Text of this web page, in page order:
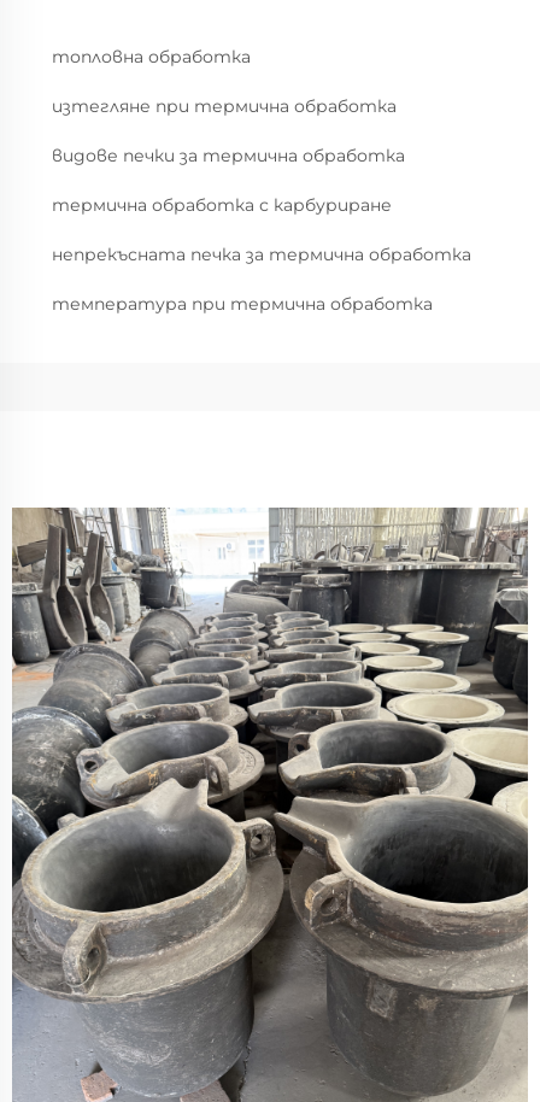
топловна обработка
изтегляне при термична обработка
видове печки за термична обработка
термична обработка с карбуриране
непрекъсната печка за термична обработка
температура при термична обработка